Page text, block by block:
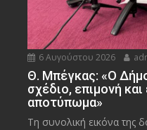
6 Αυγούστου 2026
Θ. Μπέγκας: «Ο
σχέδιο, επιμονή
αποτύπωμα»
Τη συνολική εικόνα της